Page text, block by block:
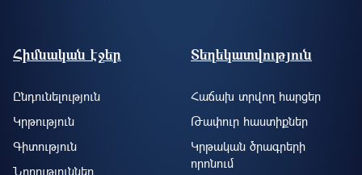
Footer site information
Հիմնական էջեր
Ընդունելություն
Կրթություն
Գիտություն
Նորություններ
Տեղեկատվություն
Հաճախ տրվող հարցեր
Թափուր հաստիքներ
Կրթական ծրագրերի
որոնում